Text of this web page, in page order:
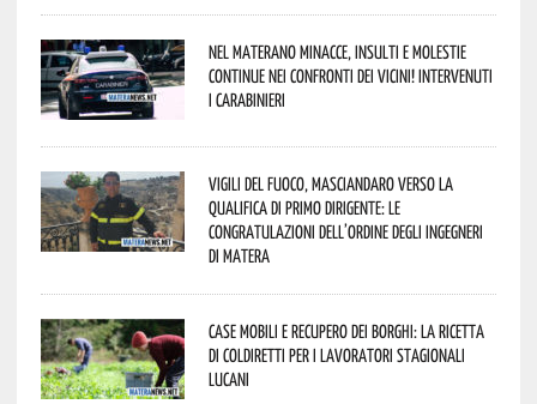
Nel materano minacce, insulti e molestie
continue nei confronti dei vicini! Intervenuti
i Carabinieri
Vigili del Fuoco, Masciandaro verso la
qualifica di Primo Dirigente: le
congratulazioni dell’Ordine degli Ingegneri
di Matera
Case mobili e recupero dei borghi: la ricetta
di Coldiretti per i lavoratori stagionali
lucani